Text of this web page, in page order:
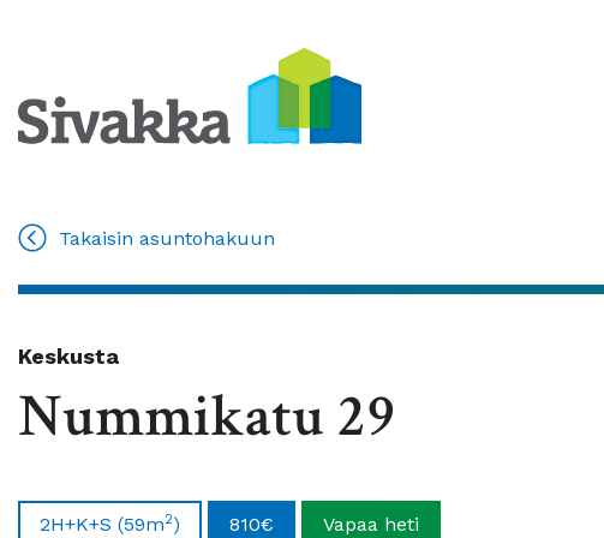
Takaisin asuntohakuun
Keskusta
Nummikatu 29
2H+K+S (59m2) 810€ Vapaa heti